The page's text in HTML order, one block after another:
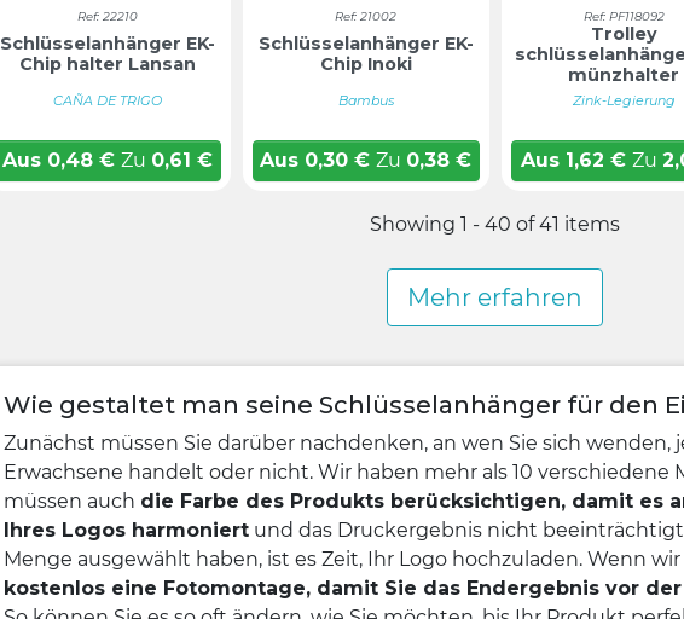
Ref: 22210
Schlüsselanhänger EK-
Chip halter Lansan
CAÑA DE TRIGO
Aus0,48 € Zu 0,61 €
Ref: 21002
Schlüsselanhänger EK-
Chip Inoki
Bambus
Aus 0,30€ Zu 0,38€
Ref: PF118092
Trolley
münzhalter
Zink-Legierung
Aus1,62 € Zu
Showing 1 - 40 of 41 items
Mehr erfahren
Wie gestaltet man seine Schlüsselanhänger für den
Zunächst müssen Sie darüber nachdenken, an wen Sie sich wenden,
Erwachsene handelt oder nicht. Wir haben mehr als 10 verschiedene
müssen auch die Farbe des Produkts berücksichtigen, damit es
Ihres Logos harmoniert und das Druckergebnis nicht
Menge ausgewählt haben, ist es Zeit, Ihr Logo hochzuladen. Wenn wir
kostenlos eine Fotomontage, damit Sie das Endergebnis vor